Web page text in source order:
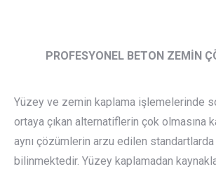
PROFESYONEL BETON ZEMİN
Yüzey ve zemin kaplama işlemelerinde
ortaya çıkan alternatiflerin çok olmasına
aynı çözümlerin arzu edilen
bilinmektedir. Yüzey kaplamadan